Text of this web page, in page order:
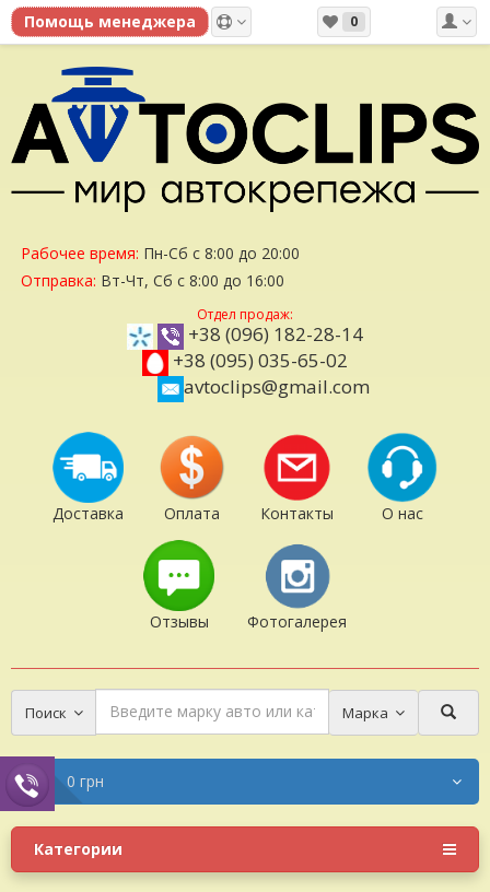
0
Рабочее время: Пн-Сб с 8:00 до 20:00
Отправка: Вт-Чт, Сб с 8:00 до 16:00
Отдел продаж:
+38 (096) 182-28-14
+38 (095) 035-65-02
avtoclips@gmail.com
Доставка Оплата Контакты О нас
Отзывы Фотогалерея
Поиск Марка
0 грн
Категории